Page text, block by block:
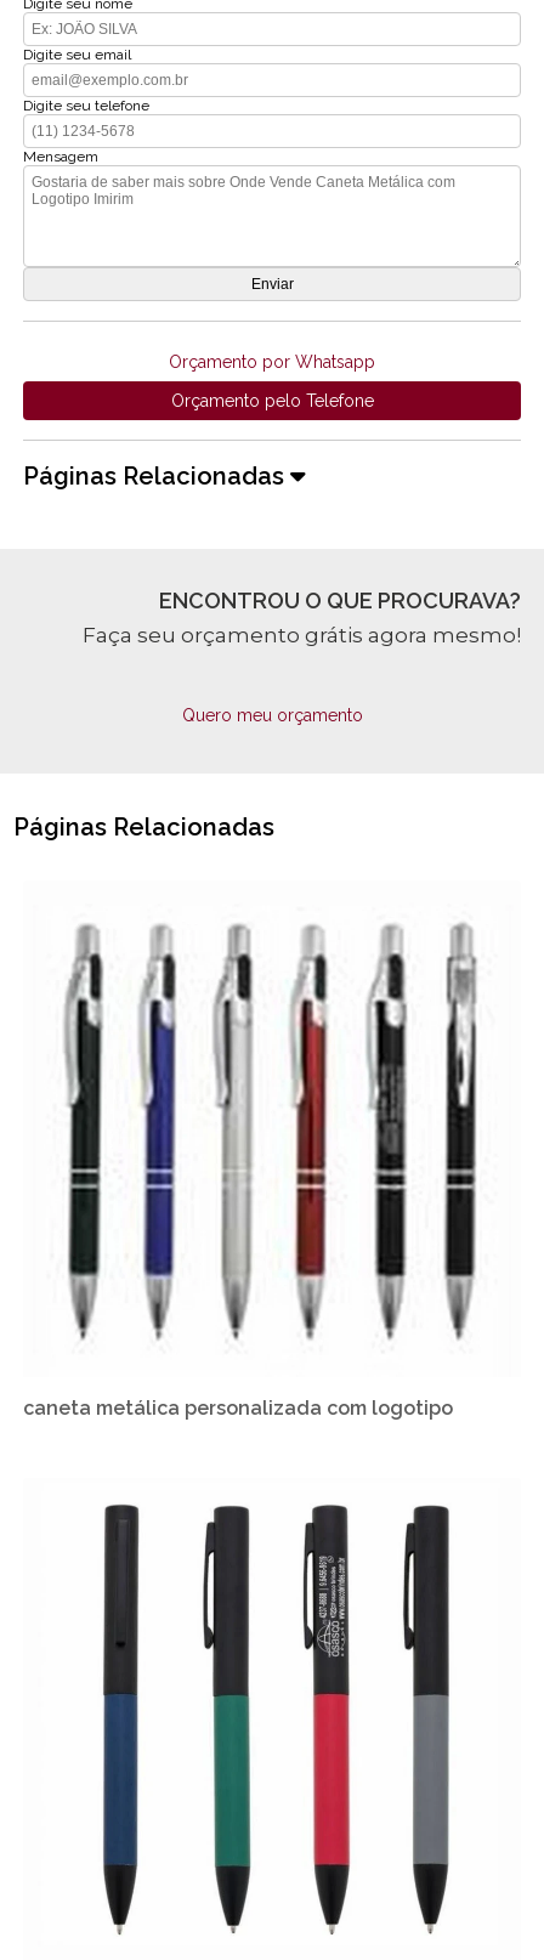
Digite seu email
Digite seu telefone
Mensagem
Orçamento por Whatsapp
Orçamento pelo Telefone
Páginas Relacionadas
ENCONTROU O QUE PROCURAVA?
Faça seu orçamento grátis agora mesmo!
Quero meu orçamento
Páginas Relacionadas
caneta metálica personalizada com logotipo